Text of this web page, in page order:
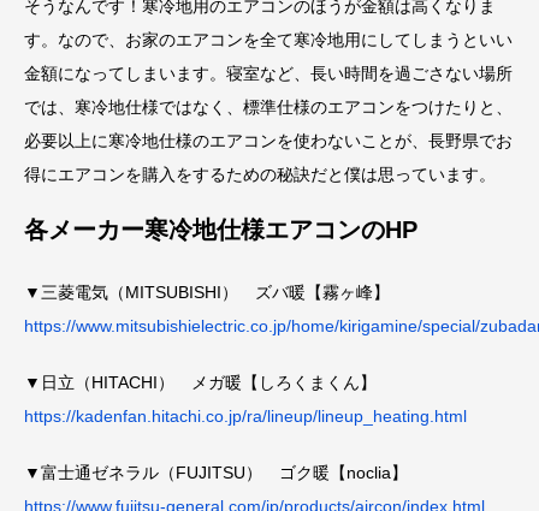
そうなんです！寒冷地用のエアコンのほうが金額は高くなりま
す。なので、お家のエアコンを全て寒冷地用にしてしまうといい
金額になってしまいます。寝室など、長い時間を過ごさない場所
では、寒冷地仕様ではなく、標準仕様のエアコンをつけたりと、
必要以上に寒冷地仕様のエアコンを使わないことが、長野県でお
得にエアコンを購入をするための秘訣だと僕は思っています。
各メーカー寒冷地仕様エアコンのHP
▼三菱電気（MITSUBISHI） ズバ暖【霧ヶ峰】
https://www.mitsubishielectric.co.jp/home/kirigamine/special/
▼日立（HITACHI） メガ暖【しろくまくん】
https://kadenfan.hitachi.co.jp/ra/lineup/lineup_heating.html
▼富士通ゼネラル（FUJITSU） ゴク暖【noclia】
https://www.fujitsu-general.com/jp/products/aircon/index.html